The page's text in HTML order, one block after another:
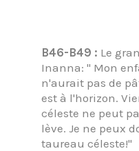
B46-B49 : Le
Inanna: " Mon
n'aurait pas de
est à l'horizon.
céleste ne peut
lève. Je ne peux
taureau céleste!"